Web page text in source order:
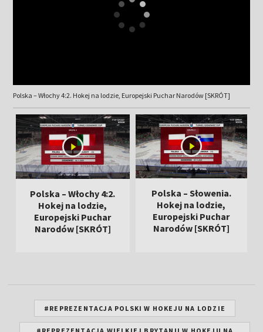
Polska – Włochy 4:2. Hokej na lodzie, Europejski Puchar Narodów [SKRÓT]
Polska – Włochy 4:2.
Hokej na lodzie,
Europejski Puchar
Narodów [SKRÓT]
Polska – Słowenia.
Hokej na lodzie,
Europejski Puchar
Narodów [SKRÓT]
#REPREZENTACJA POLSKI W HOKEJU NA LODZIE